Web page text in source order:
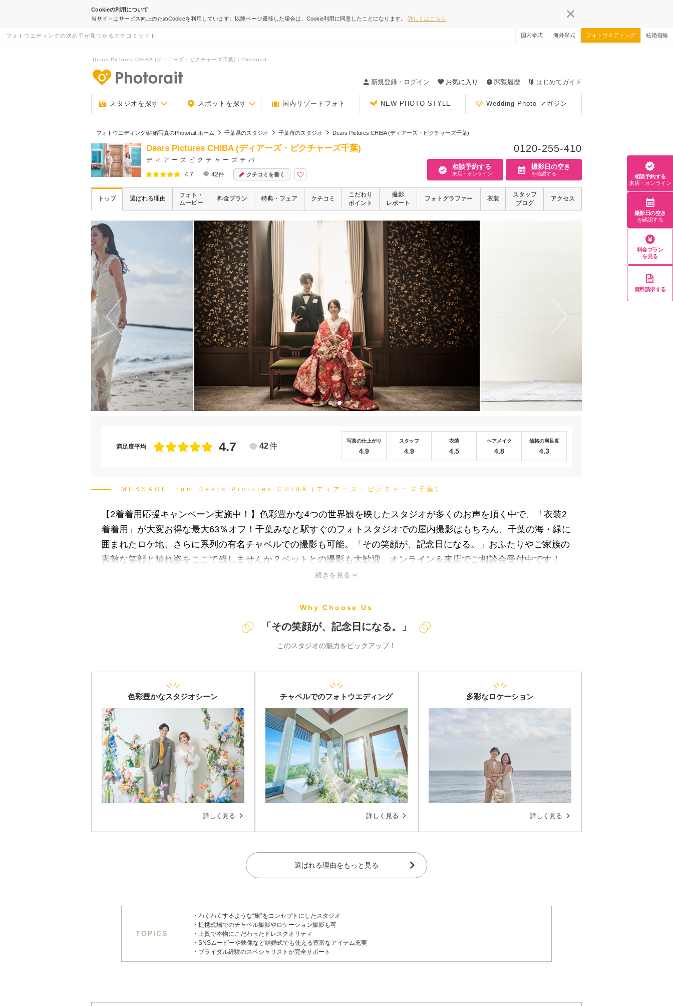
Cookieの利用について
当サイトはサービス向上のためCookieを利用しています。以降ページ遷移した場合は、Cookie利用に同意したことになります。 詳しくはこちら
フォトウエディングの決め手が見つかるクチコミサイト 国内挙式 海外挙式 フォトウエディング 結婚指輪
Dears Pictures CHIBA (ディアーズ・ピクチャーズ千葉)｜Photorait
新規登録・ログイン
お気に入り 閲覧履歴 はじめてガイド
スタジオを探す スポットを探す 国内リゾートフォト NEW PHOTO STYLE Wedding Photo マガジン
フォトウエディング/結婚写真のPhotorait ホーム 千葉県のスタジオ 千葉市のスタジオ Dears Pictures CHIBA (ディアーズ・ピクチャーズ千葉)
Dears Pictures CHIBA (ディアーズ・ピクチャーズ千葉)
ディアーズピクチャーズチバ
4.7 42件 クチコミを書く
0120-255-410
相談予約する
来店・オンライン
撮影日の空き
を確認する
トップ 選ばれる理由
フォト・
ムービー
料金プラン 特典・フェア クチコミ
こだわり
ポイント
撮影
レポート
フォトグラファー 衣装
スタッフ
ブログ
アクセス
満足度平均 4.7 42件
写真の仕上がり
4.9
スタッフ
4.9
衣装
4.5
ヘアメイク
4.8
価格の満足度
4.3
MESSAGE from Dears Pictures CHIBA (ディアーズ・ピクチャーズ千葉)
【2着着用応援キャンペーン実施中！】色彩豊かな4つの世界観を映したスタジオが多くのお声を頂く中で、「衣装2
着着用」が大変お得な最大63％オフ！千葉みなと駅すぐのフォトスタジオでの屋内撮影はもちろん、千葉の海・緑に
囲まれたロケ地、さらに系列の有名チャペルでの撮影も可能。「その笑顔が、記念日になる。」おふたりやご家族の
素敵な笑顔と晴れ姿をここで残しませんか？ペットとの撮影も大歓迎。オンライン＆来店でご相談会受付中です！
続きを見る
Why Choose Us
「その笑顔が、記念日になる。」
このスタジオの魅力をピックアップ！
詳しく見る
色彩豊かなスタジオシーン
詳しく見る
チャペルでのフォトウエディング
詳しく見る
多彩なロケーション
選ばれる理由をもっと見る
TOPICS
・わくわくするような“旅”をコンセプトにしたスタジオ
・提携式場でのチャペル撮影やロケーション撮影も可
・上質で本物にこだわったドレスクオリティ
・SNSムービーや映像など結婚式でも使える豊富なアイテム充実
・ブライダル経験のスペシャリストが完全サポート
相談予約する
来店・オンライン
撮影日の空き
を確認する
料金プラン
を見る
資料請求する